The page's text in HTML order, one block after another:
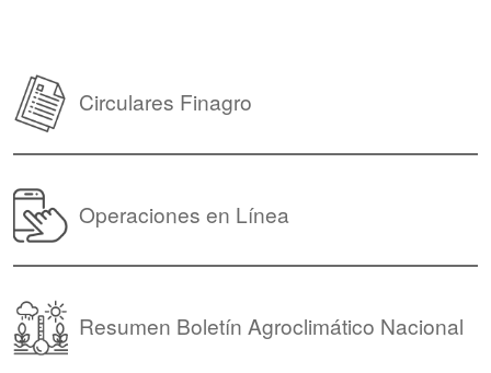
Circulares Finagro
Operaciones en Línea
Resumen Boletín Agroclimático Nacional